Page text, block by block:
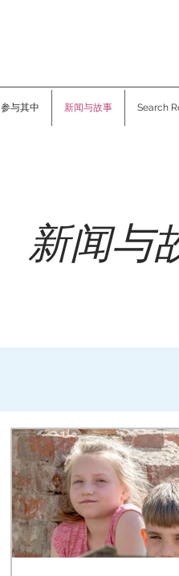
参与其中 新闻与故事 Search
新闻与